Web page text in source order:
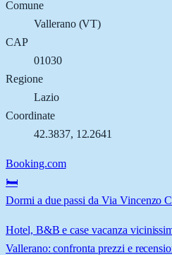
Comune
Vallerano(VT)
CAP
01030
Regione
Lazio
Coordinate
42.3837, 12.2641
Booking.com
🛏️
Dormi a due passi da Via Vincenzo
Hotel, B&B e case vacanza
Vallerano: confronta prezzi e